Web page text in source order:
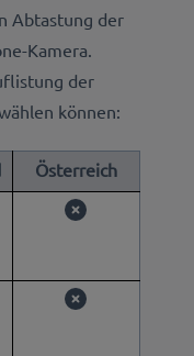
Abtastung der
Kamera.
der
können:
Österreich